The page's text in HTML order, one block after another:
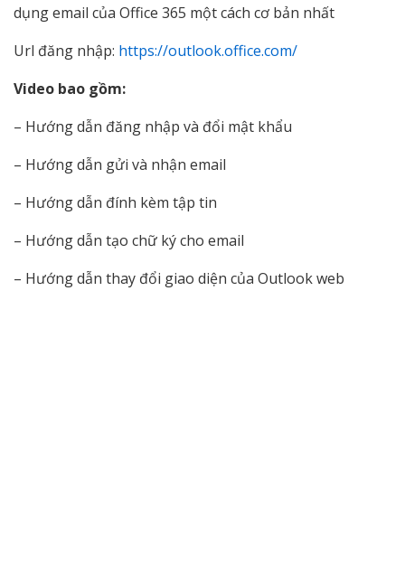
dụng email của Office 365 một cách cơ bản nhất
Url đăng nhập: https://outlook.office.com/
Video bao gồm:
– Hướng dẫn đăng nhập và đổi mật khẩu
– Hướng dẫn gửi và nhận email
– Hướng dẫn đính kèm tập tin
– Hướng dẫn tạo chữ ký cho email
– Hướng dẫn thay đổi giao diện của Outlook web